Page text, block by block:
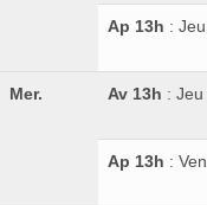
Ap 13h : Jeu
Mer. Av 13h : Jeu
Ap 13h : Ven